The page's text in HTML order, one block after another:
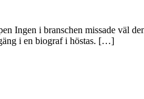
Ingen i branschen missade väl
i en biograf i höstas. […]